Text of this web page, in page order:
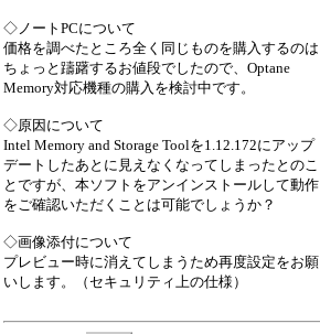
◇ノートPCについて
価格を調べたところ全く同じものを購入するのは
ちょっと躊躇するお値段でしたので、Optane
Memory対応機種の購入を検討中です。
◇原因について
Intel Memory and Storage Toolを1.12.172にアップ
デートしたあとに見えなくなってしまったとのこ
とですが、本ソフトをアンインストールして動作
をご確認いただくことは可能でしょうか？
◇画像添付について
プレビュー時に消えてしまうため再度設定をお願
いします。（セキュリティ上の仕様）